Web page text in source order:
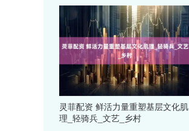
灵菲配资 鲜活力量重塑基层文化肌
理_轻骑兵_文艺_乡村